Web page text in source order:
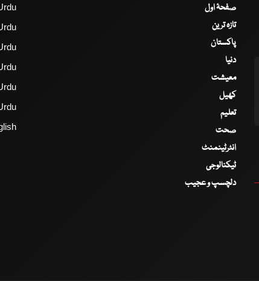
صفحۂ اول
تازہ ترین
پاکستان
دنیا
معیشت
کھیل
تعلیم
صحت
انٹرٹینمنٹ
ٹیکنالوجی
دلچسپ و عجیب